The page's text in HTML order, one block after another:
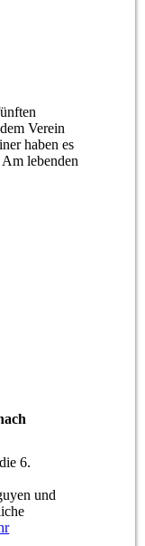
Verein
haben es
lebenden
6.
und